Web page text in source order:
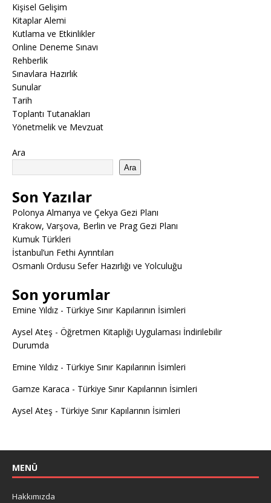
Kişisel Gelişim
Kitaplar Alemi
Kutlama ve Etkinlikler
Online Deneme Sınavı
Rehberlik
Sınavlara Hazırlık
Sunular
Tarih
Toplantı Tutanakları
Yönetmelik ve Mevzuat
Ara
Ara
Son Yazılar
Polonya Almanya ve Çekya Gezi Planı
Krakow, Varşova, Berlin ve Prag Gezi Planı
Kumuk Türkleri
İstanbul’un Fethi Ayrıntıları
Osmanlı Ordusu Sefer Hazırlığı ve Yolculuğu
Son yorumlar
Emine Yıldız - Türkiye Sınır Kapılarının İsimleri
Aysel Ateş - Öğretmen Kitaplığı Uygulaması İndirilebilir
Durumda
Emine Yıldız - Türkiye Sınır Kapılarının İsimleri
Gamze Karaca - Türkiye Sınır Kapılarının İsimleri
Aysel Ateş - Türkiye Sınır Kapılarının İsimleri
MENÜ
Hakkımızda